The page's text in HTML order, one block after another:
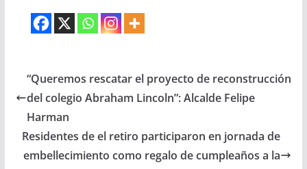
“Queremos rescatar el proyecto de reconstrucción
del colegio Abraham Lincoln”: Alcalde Felipe
Harman
Residentes de el retiro participaron en jornada de
embellecimiento como regalo de cumpleaños a la